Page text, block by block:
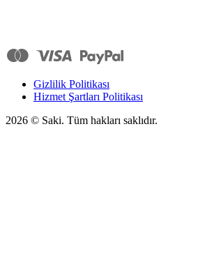
Gizlilik Politikası
Hizmet Şartları Politikası
2026 © Saki. Tüm hakları saklıdır.